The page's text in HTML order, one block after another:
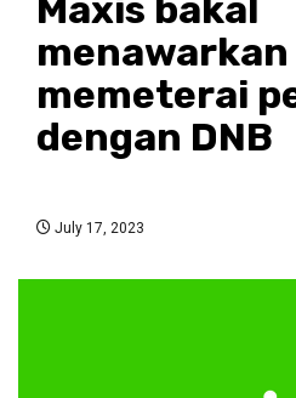
Maxis bakal
menawarkan
memeterai
dengan DNB
July 17, 2023